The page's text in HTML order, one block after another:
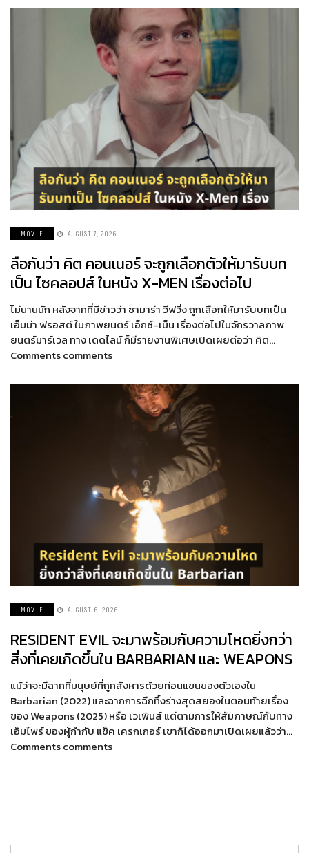
MOVIE AUGUST 7, 2026
ลือกันว่า คิต คอนเนอร์ จะถูกเลือกตัวให้มารับบท
เป็น ไซคลอปส์ ในหนัง X-MEN เรื่องต่อไป
ไม่นานนัก หลังจากที่มีข่าวว่า ซามาร่า วีฟวิ่ง ถูกเลือกให้มารับบทเป็น
เอ็มม่า ฟรอสต์ ในภาพยนตร์ เอ็กซ์-เม็น เรื่องต่อไปในจักรวาลภาพ
ยนตร์มาร์เวล ทาง เดดไลน์ ก็มีรายงานพิเศษเปิดเผยต่อว่า คิต…
Comments comments
MOVIE AUGUST 6, 2026
RESIDENT EVIL จะมาพร้อมกับความโหดยิ่งกว่า
สิ่งที่เคยเกิดขึ้นใน BARBARIAN และ WEAPONS
แม้ว่าจะมีฉากที่มนุษย์ที่ถูกสังหารด้วยท่อนแขนของตัวเองใน
Barbarian (2022) และฉากการฉีกทึ้งร่างสุดสยองในตอนท้ายเรื่อง
ของ Weapons (2025) หรือ เวเพินส์ แต่ตามการให้สัมภาษณ์กับทาง
เอ็มไพร์ ของผู้กำกับ แซ็ค เครกเกอร์ เขาก็ได้ออกมาเปิดเผยแล้วว่า…
Comments comments